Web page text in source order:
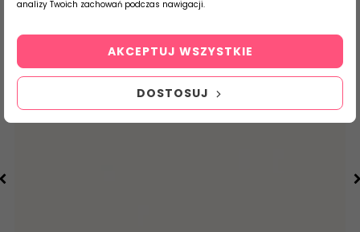
analizy Twoich zachowań podczas nawigacji.
DOSTOSUJ
AKCEPTUJ WSZYSTKIE